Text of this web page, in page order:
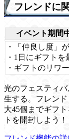
フレンドに
イベント期間
・「仲良し度」
・1日にギフト
・ギフトのリワ
光のフェスティ
生する。フレン
大45個までギフ
トを開封しよう！